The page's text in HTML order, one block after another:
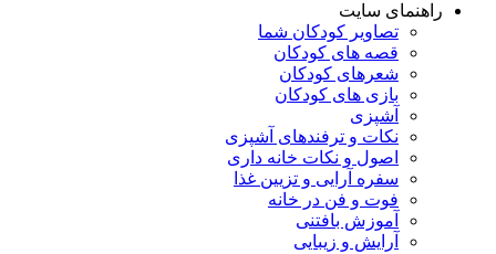
راهنمای سایت
تصاویر کودکان شما
قصه های کودکان
شعرهای کودکان
بازی های کودکان
آشپزی
نکات و ترفندهای آشپزی
اصول و نکات خانه داری
سفره آرایی و تزیین غذا
فوت و فن در خانه
آموزش بافتنی
آرایش و زیبایی